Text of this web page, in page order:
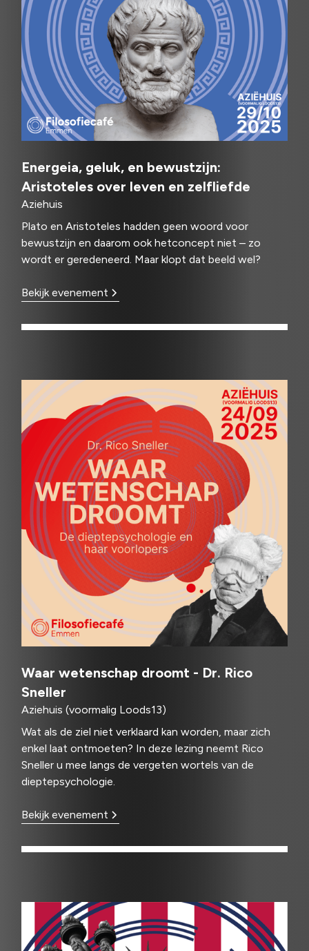
Energeia, geluk, en bewustzijn:
Aristoteles over leven en zelfliefde
Aziehuis
Plato en Aristoteles hadden geen woord voor
bewustzijn en daarom ook hetconcept niet – zo
wordt er geredeneerd. Maar klopt dat beeld wel?
Bekijk evenement
Waar wetenschap droomt - Dr. Rico
Sneller
Aziehuis (voormalig Loods13)
Wat als de ziel niet verklaard kan worden, maar zich
enkel laat ontmoeten? In deze lezing neemt Rico
Sneller u mee langs de vergeten wortels van de
dieptepsychologie.
Bekijk evenement